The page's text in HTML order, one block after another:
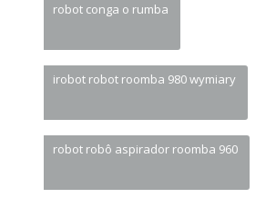
robot conga o rumba
irobot robot roomba 980 wymiary
robot robô aspirador roomba 960